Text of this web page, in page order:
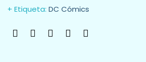
Etiqueta: DC Cómics